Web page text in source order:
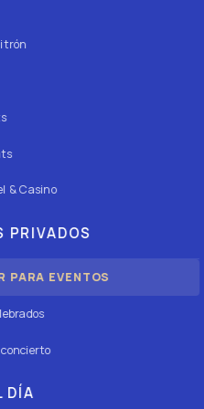
& Casino
PRIVADOS
PARA EVENTOS
DÍA